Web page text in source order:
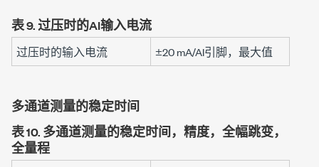
表 9.过压时的AI输入电流
过压时的输入电流 ±20 mA/AI引脚，最大值
多通道测量的稳定时间
表 10. 多通道测量的稳定时间，精度，全幅跳变，
全量程